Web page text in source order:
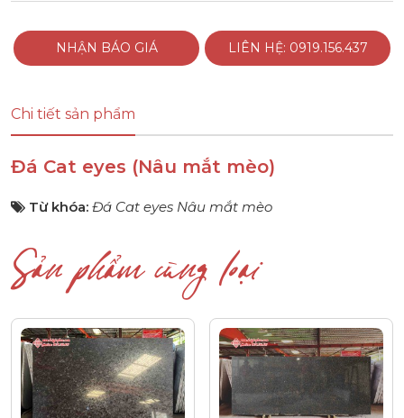
NHẬN BÁO GIÁ LIÊN HỆ: 0919.156.437
Chi tiết sản phẩm
Đá Cat eyes (Nâu mắt mèo)
Từ khóa: Đá Cat eyes Nâu mắt mèo
Sản phẩm cùng loại